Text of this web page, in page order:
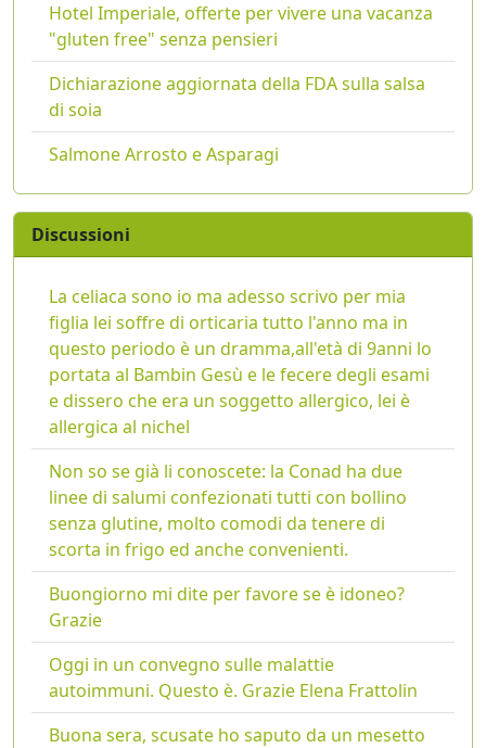
Hotel Imperiale, offerte per vivere una vacanza
"gluten free" senza pensieri
Dichiarazione aggiornata della FDA sulla salsa
di soia
Salmone Arrosto e Asparagi
Discussioni
La celiaca sono io ma adesso scrivo per mia
figlia lei soffre di orticaria tutto l'anno ma in
questo periodo è un dramma,all'età di 9anni lo
portata al Bambin Gesù e le fecere degli esami
e dissero che era un soggetto allergico, lei è
allergica al nichel
Non so se già li conoscete: la Conad ha due
linee di salumi confezionati tutti con bollino
senza glutine, molto comodi da tenere di
scorta in frigo ed anche convenienti.
Buongiorno mi dite per favore se è idoneo?
Grazie
Oggi in un convegno sulle malattie
autoimmuni. Questo è. Grazie Elena Frattolin
Buona sera, scusate ho saputo da un mesetto